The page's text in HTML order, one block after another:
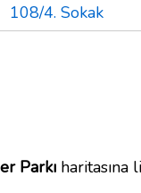
108/4. Sokak
Parkıharitasına